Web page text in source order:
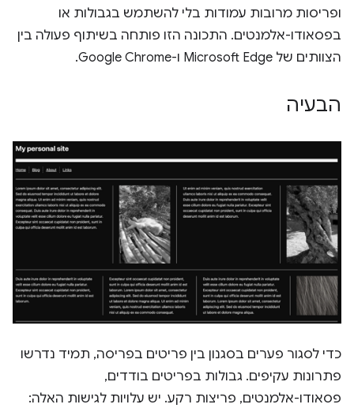
ופריסות מרובות עמודות בלי להשתמש בגבולות או
בפסאודו-אלמנטים. התכונה הזו פותחה בשיתוף פעולה בין
הצוותים של Microsoft Edge ו-Google Chrome.
הבעיה
כדי לסגור פערים בסגנון בין פריטים בפריסה, תמיד נדרשו
פתרונות עקיפים. גבולות בפריטים בודדים,
פסאודו-אלמנטים, פריצות רקע. יש עלויות לגישות האלה: